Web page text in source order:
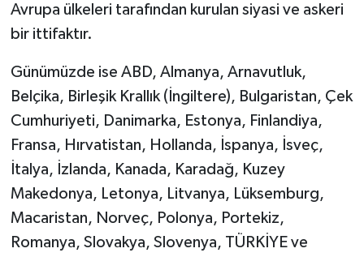
Avrupa ülkeleri tarafından kurulan siyasi ve askeri
bir ittifaktır.
Günümüzde ise ABD, Almanya, Arnavutluk,
Belçika, Birleşik Krallık (İngiltere), Bulgaristan, Çek
Cumhuriyeti, Danimarka, Estonya, Finlandiya,
Fransa, Hırvatistan, Hollanda, İspanya, İsveç,
İtalya, İzlanda, Kanada, Karadağ, Kuzey
Makedonya, Letonya, Litvanya, Lüksemburg,
Macaristan, Norveç, Polonya, Portekiz,
Romanya, Slovakya, Slovenya, TÜRKİYE ve